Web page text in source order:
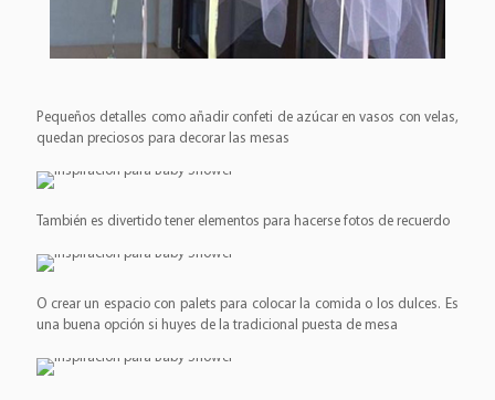
Pequeños detalles como añadir confeti de azúcar en vasos con velas,
quedan preciosos para decorar las mesas
También es divertido tener elementos para hacerse fotos de recuerdo
O crear un espacio con palets para colocar la comida o los dulces. Es
una buena opción si huyes de la tradicional puesta de mesa